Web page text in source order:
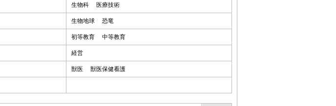
生物科 医療技術
生物地球 恐竜
初等教育 中等教育
経営
獣医 獣医保健看護